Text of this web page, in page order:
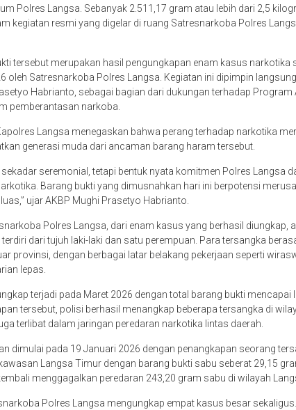
Polres Langsa. Sebanyak 2.511,17 gram atau lebih dari 2,5
kegiatan resmi yang digelar di ruang Satresnarkoba Polres
tersebut merupakan hasil pengungkapan enam kasus narkotika
oleh Satresnarkoba Polres Langsa. Kegiatan ini dipimpin
Habrianto, sebagai bagian dari dukungan terhadap Program
pemberantasan narkoba.
Langsa menegaskan bahwa perang terhadap narkotika
generasi muda dari ancaman barang haram tersebut.
seremonial, tetapi bentuk nyata komitmen Polres Langsa
Barang bukti yang dimusnahkan hari ini berpotensi
ujar AKBP Mughi Prasetyo Habrianto.
Polres Langsa, dari enam kasus yang berhasil diungkap,
dari tujuh laki-laki dan satu perempuan. Para tersangka
provinsi, dengan berbagai latar belakang pekerjaan seperti
lepas.
terjadi pada Maret 2026 dengan total barang bukti mencapai
tersebut, polisi berhasil menangkap beberapa tersangka di
terlibat dalam jaringan peredaran narkotika lintas daerah.
dimulai pada 19 Januari 2026 dengan penangkapan seorang
Langsa Timur dengan barang bukti sabu seberat 29,15
menggagalkan peredaran 243,20 gram sabu di wilayah
Polres Langsa mengungkap empat kasus besar